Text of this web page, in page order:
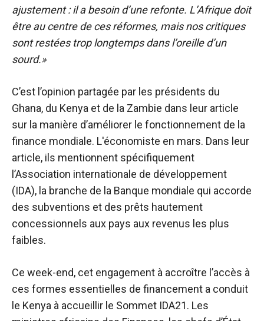
ajustement : il a besoin d’une refonte. L’Afrique doit
être au centre de ces réformes, mais nos critiques
sont restées trop longtemps dans l’oreille d’un
sourd.»
C’est l’opinion partagée par les présidents du
Ghana, du Kenya et de la Zambie dans leur article
sur la manière d’améliorer le fonctionnement de la
finance mondiale. L'économiste en mars. Dans leur
article, ils mentionnent spécifiquement
l’Association internationale de développement
(IDA), la branche de la Banque mondiale qui accorde
des subventions et des prêts hautement
concessionnels aux pays aux revenus les plus
faibles.
Ce week-end, cet engagement à accroître l’accès à
ces formes essentielles de financement a conduit
le Kenya à accueillir le Sommet IDA21. Les